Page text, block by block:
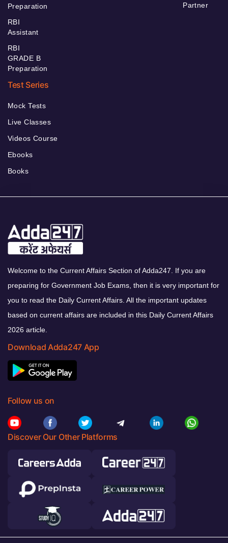
Preparation
RBI
Assistant
RBI
GRADE B
Preparation
Partner
Test Series
Mock Tests
Live Classes
Videos Course
Ebooks
Books
Welcome to the Current Affairs Section of Adda247. If you are
preparing for Government Job Exams, then it is very important for
you to read the Daily Current Affairs. All the important updates
based on current affairs are included in this Daily Current Affairs
2026 article.
Download Adda247 App
Follow us on
Discover Our Other Platforms